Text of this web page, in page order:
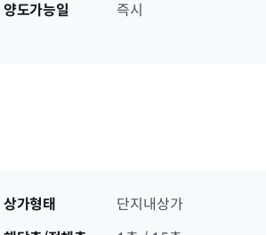
양도가능일
즉시
상가형태
단지내상가